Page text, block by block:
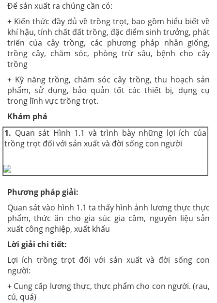
Để sản xuất ra chúng cần có:
+ Kiến thức đầy đủ về trồng trọt, bao gồm hiểu biết về
khí hậu, tính chất đất trồng, đặc điểm sinh trưởng, phát
triển của cây trồng, các phương pháp nhân giống,
trồng cây, chăm sóc, phòng trừ sâu, bệnh cho cây
trồng
+ Kỹ năng trồng, chăm sóc cây trồng, thu hoạch sản
phẩm, sử dụng, bảo quản tốt các thiết bị, dụng cụ
trong lĩnh vực trồng trọt.
Khám phá
1. Quan sát Hình 1.1 và trình bày những lợi ích của
trồng trọt đối với sản xuất và đời sống con người
Phương pháp giải:
Quan sát vào hình 1.1 ta thấy hình ảnh lương thực thực
phẩm, thức ăn cho gia súc gia cầm, nguyên liệu sản
xuất công nghiệp, xuất khẩu
Lời giải chi tiết:
Lợi ích trồng trọt đối với sản xuất và đời sống con
người:
+ Cung cấp lương thực, thực phẩm cho con người. (rau,
củ, quả)